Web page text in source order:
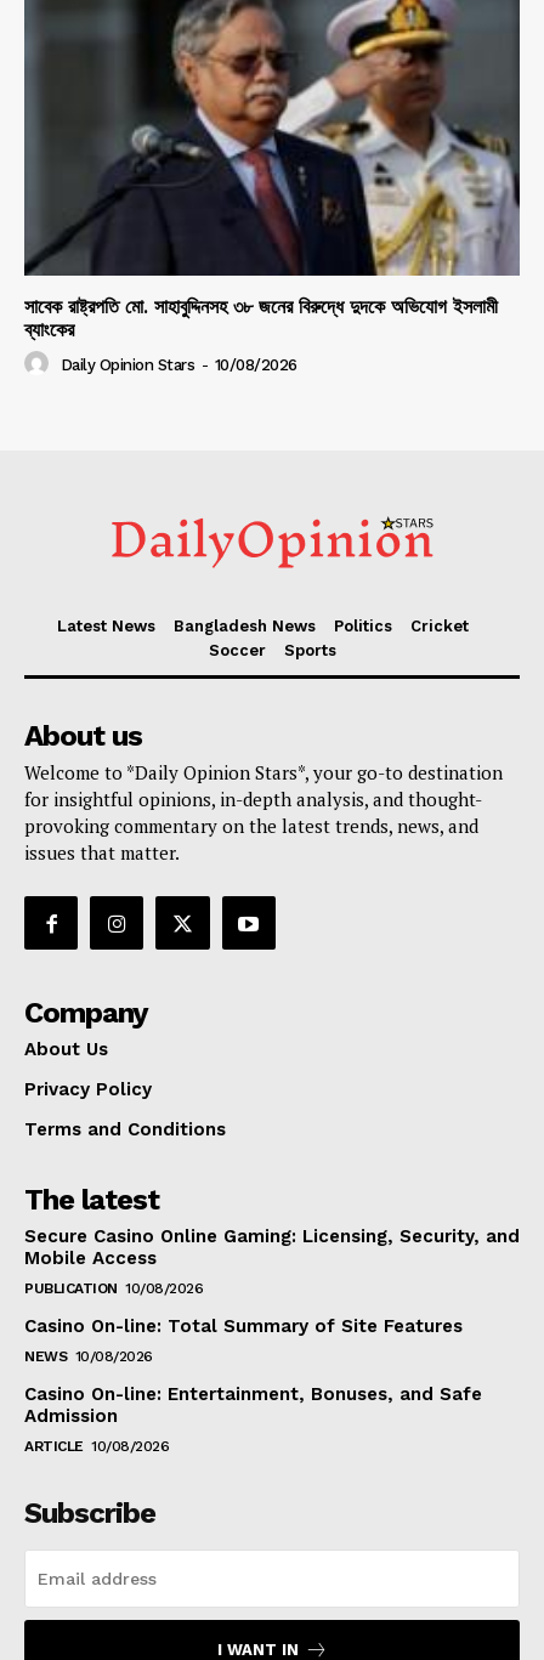
সাবেক রাষ্ট্রপতি মো. সাহাবুদ্দিনসহ ৩৮ জনের বিরুদ্ধে দুদকে অভিযোগ ইসলামী
ব্যাংকের
Daily Opinion Stars - 10/08/2026
Latest News Bangladesh News Politics
Cricket
Soccer
Sports
About us
Welcome to *Daily Opinion Stars*, your go-to destination
for insightful opinions, in-depth analysis, and thought-
provoking commentary on the latest trends, news, and
issues that matter.
Company
About Us
Privacy Policy
Terms and Conditions
The latest
Secure Casino Online Gaming: Licensing, Security, and
Mobile Access
PUBLICATION 10/08/2026
Casino On-line: Total Summary of Site Features
NEWS 10/08/2026
Casino On-line: Entertainment, Bonuses, and Safe
Admission
ARTICLE 10/08/2026
Subscribe
I WANT IN